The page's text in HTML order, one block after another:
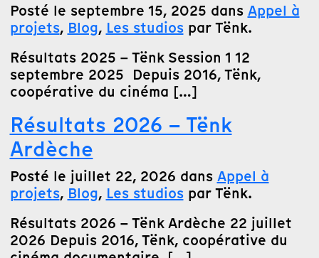
Posté le septembre 15, 2025 dans Appel à
projets, Blog, Les studiospar Tënk.
Résultats 2025 – Tënk Session 1 12
septembre 2025 Depuis 2016, Tënk,
coopérative du cinéma […]
Résultats 2026 – Tënk
Ardèche
Posté le juillet 22, 2026 dans Appel à
projets, Blog, Les studiospar Tënk.
Résultats 2026 – Tënk Ardèche 22 juillet
2026 Depuis 2016, Tënk, coopérative du